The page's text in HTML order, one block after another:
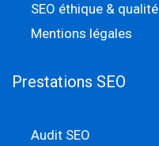
SEO éthique & qualité
Mentions légales
Prestations SEO
Audit SEO